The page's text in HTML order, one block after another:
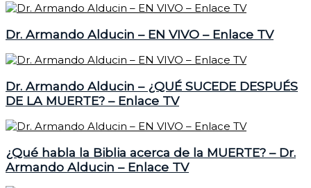
Dr. Armando Alducin – EN VIVO – Enlace TV
Dr. Armando Alducin – ¿QUÉ SUCEDE DESPUÉS
DE LA MUERTE? – Enlace TV
¿Qué habla la Biblia acerca de la MUERTE? – Dr.
Armando Alducin – Enlace TV